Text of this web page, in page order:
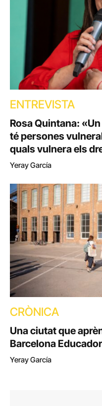
ENTREVISTA
Rosa Quintana:
té persones
quals vulnera els
Yeray García
CRÒNICA
Una ciutat que
Barcelona
Yeray García